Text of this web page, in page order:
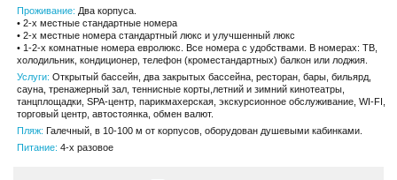
Проживание: Два корпуса.
• 2-х местные стандартные номера
• 2-х местные номера стандартный люкс и улучшенный люкс
• 1-2-х комнатные номера евролюкс. Все номера с удобствами. В номерах: ТВ,
холодильник, кондиционер, телефон (кроместандартных) балкон или лоджия.
Услуги: Открытый бассейн, два закрытых бассейна, ресторан, бары, бильярд,
сауна, тренажерный зал, теннисные корты,летний и зимний кинотеатры,
танцплощадки, SPA-центр, парикмахерская, экскурсионное обслуживание, WI-FI,
торговый центр, автостоянка, обмен валют.
Пляж: Галечный, в 10-100 м от корпусов, оборудован душевыми кабинками.
Питание: 4-х разовое